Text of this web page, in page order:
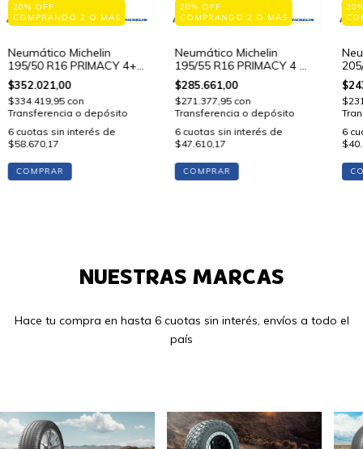
20% OFF
COMPRANDO 2 O MÁS
Neumático Michelin
195/50 R16 PRIMACY 4+
88 V STD
$352.021,00
$334.419,95 con
Transferencia o depósito
6 cuotas sin interés de
$58.670,17
COMPRAR
20% OFF
COMPRANDO 2 O MÁS
Neumático Michelin
195/55 R16 PRIMACY 4 87
V STD
$285.661,00
$271.377,95 con
Transferencia o depósito
6 cuotas sin interés de
$47.610,17
COMPRAR
V
6
NUESTRAS MARCAS
Hace tu compra en hasta 6 cuotas sin interés, envíos a todo el
país